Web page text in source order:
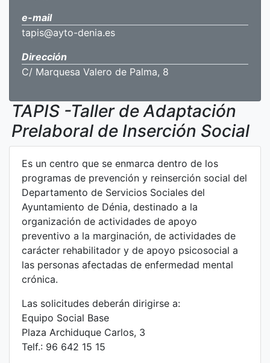
e-mail
tapis@ayto-denia.es
Dirección
C/ Marquesa Valero de Palma, 8
TAPIS -Taller de Adaptación
Prelaboral de Inserción Social
Es un centro que se enmarca dentro de los
programas de prevención y reinserción social del
Departamento de Servicios Sociales del
Ayuntamiento de Dénia, destinado a la
organización de actividades de apoyo
preventivo a la marginación, de actividades de
carácter rehabilitador y de apoyo psicosocial a
las personas afectadas de enfermedad mental
crónica.
Las solicitudes deberán dirigirse a:
Equipo Social Base
Plaza Archiduque Carlos, 3
Telf.: 96 642 15 15